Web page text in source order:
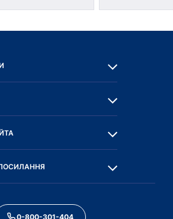
0-800-301-404